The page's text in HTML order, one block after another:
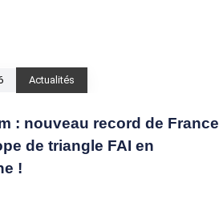
Actualités
: nouveau record de France
de triangle FAI en
!